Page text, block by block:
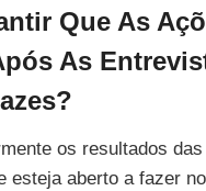
Que As
As
os resultados
esteja aberto a fazer